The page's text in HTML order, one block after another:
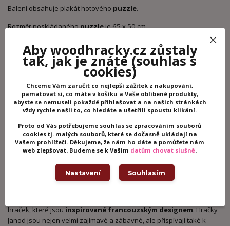
Balení obsahuje plakát hotového puzzle.
Rozměr poskládanéhopuzzleje 65 x 50 cm.
Všechny hračky Janod mají
edukační charakter, protože ve velké
míře přispívají kmentálnímu a fyzickému rozvojidítěte.
Manipulací s hračkami Janod se rozvíjíjemná dětská motorika
zkoumáním povrchů se posiluje hmatová citlivost, dále
rozvíjejílogické myšlenía paměť, děti poznávají a objevují nové
předměty. Hračky a doplňky Janod mají dlouholetou tradici, přičemž
se při výrobě využívajímoderní technologiea jsou splněny
svémujedinečnému designu, kvalitním materiálům a barevnému
provedení stane oblíbeným společníkem dětí během dlouhých
letních nebo zimních večerů a zaručí, že se nikdy nebudou nudit a
jen tak ztrácet čas.
hraček, které jsou inspirované francouzským designem. Hračky
Janod jsou nejen velmi zajímavé a zábavné, ale přispívají také k
Aby woodhracky.cz zůstaly
tak, jak je znáte(souhlas s
cookies)
Chceme Vám zaručit co nejlepší zážitek z nakupování,
pamatovat si, co máte v košíku a Vaše oblíbené produkty,
abyste se nemuseli pokaždé přihlašovat a na našich stránkách
vždy rychle našli to, co hledáte a ušetřili spoustu klikání.
Proto od Vás potřebujeme souhlas se zpracováním souborů
cookies tj. malých souborů, které se dočasně ukládají na
Vašem prohlížeči. Děkujeme, že nám ho dáte a pomůžete nám
web zlepšovat. Budeme se k Vašim datům chovat slušně.
Nastavení Souhlasím